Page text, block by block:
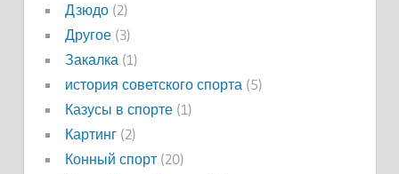
Дзюдо(2)
Другое(3)
Закалка(1)
история советского спорта(5)
Казусы в спорте(1)
Картинг(2)
Конный спорт(20)